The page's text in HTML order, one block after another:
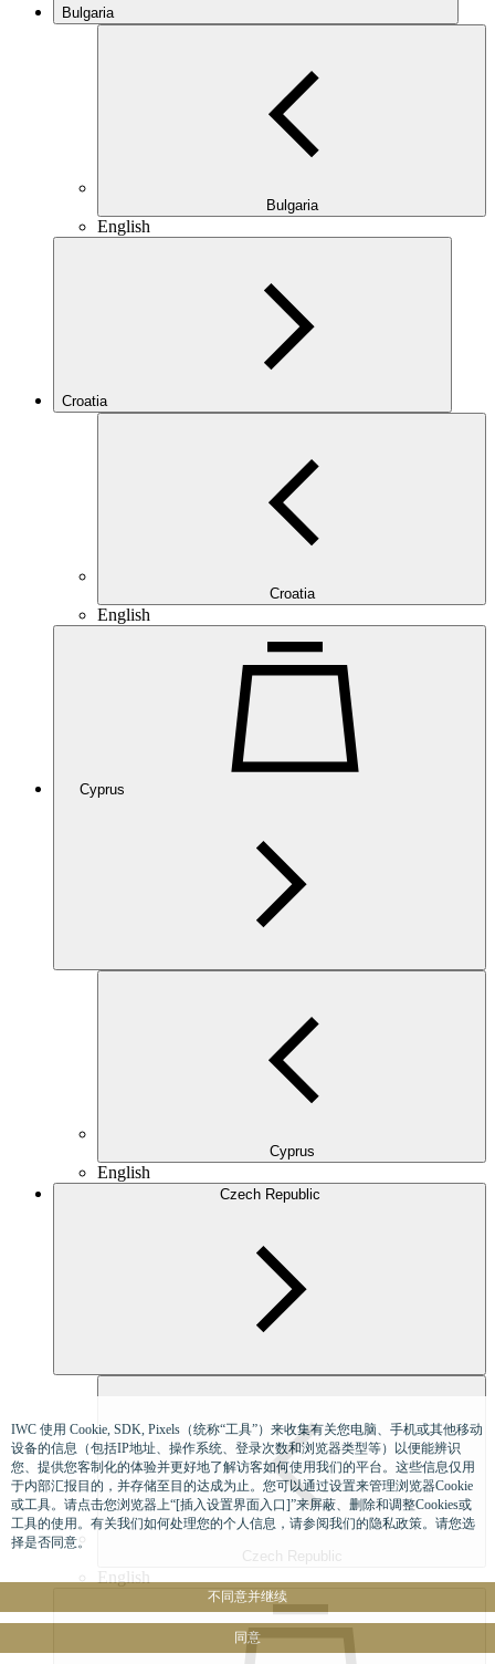
Bulgaria
Bulgaria
English
Croatia
Croatia
English
Cyprus
Cyprus
English
Czech Republic
Czech Republic
English
IWC 使用 Cookie, SDK, Pixels（统称“工具”）来收集有关您电脑、手机或其他移动
设备的信息（包括IP地址、操作系统、登录次数和浏览器类型等）以便能辨识
您、提供您客制化的体验并更好地了解访客如何使用我们的平台。这些信息仅用
于内部汇报目的，并存储至目的达成为止。您可以通过设置来管理浏览器Cookie
或工具。请点击您浏览器上“[插入设置界面入口]”来屏蔽、删除和调整Cookies或
工具的使用。有关我们如何处理您的个人信息，请参阅我们的隐私政策。请您选
择是否同意。
不同意并继续
同意